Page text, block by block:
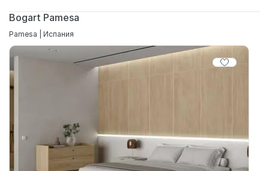
Bogart Pamesa
Pamesa | Испания